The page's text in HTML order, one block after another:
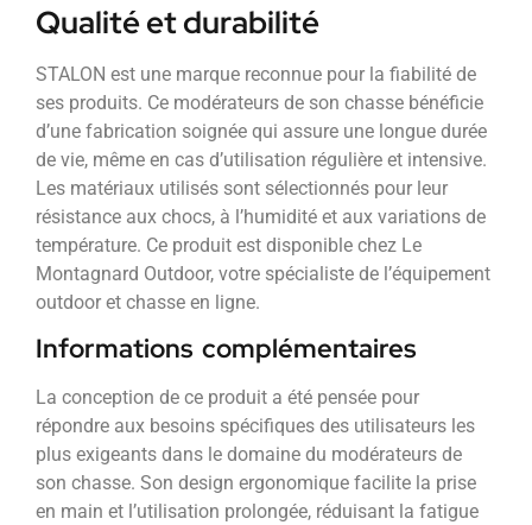
Qualité et durabilité
STALON est une marque reconnue pour la fiabilité de
ses produits. Ce modérateurs de son chasse bénéficie
d’une fabrication soignée qui assure une longue durée
de vie, même en cas d’utilisation régulière et intensive.
Les matériaux utilisés sont sélectionnés pour leur
résistance aux chocs, à l’humidité et aux variations de
température. Ce produit est disponible chez Le
Montagnard Outdoor, votre spécialiste de l’équipement
outdoor et chasse en ligne.
Informations complémentaires
La conception de ce produit a été pensée pour
répondre aux besoins spécifiques des utilisateurs les
plus exigeants dans le domaine du modérateurs de
son chasse. Son design ergonomique facilite la prise
en main et l’utilisation prolongée, réduisant la fatigue